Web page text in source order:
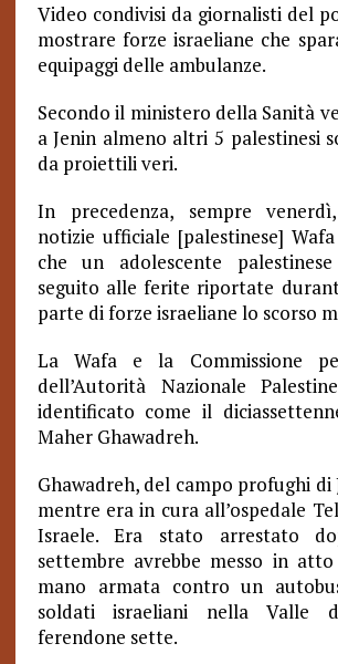
Video condivisi da giornalisti del
mostrare forze israeliane che
equipaggi delle ambulanze.
Secondo il ministero della Sanità
a Jenin almeno altri 5 palestinesi
da proiettili veri.
In precedenza, sempre
notizie ufficiale [palestinese]
che un adolescente
seguito alle ferite riportate
parte di forze israeliane lo scorso
La Wafa e la Commissione
dell’Autorità Nazionale
identificato come il
Maher Ghawadreh.
Ghawadreh, del campo profughi di
mentre era in cura all’ospedale
Israele. Era stato arrestato
settembre avrebbe messo in
mano armata contro un
soldati israeliani nella Valle
ferendone sette.